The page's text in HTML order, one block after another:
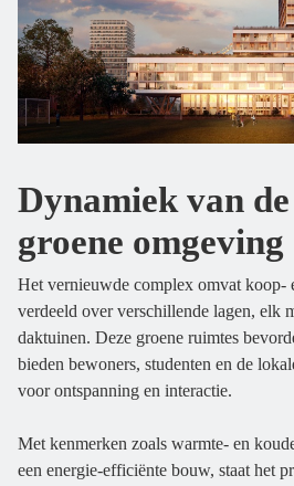
Dynamiek van
groene omgeving
Het vernieuwde complex omvat koop-
verdeeld over verschillende lagen, elk
daktuinen. Deze groene ruimtes
bieden bewoners, studenten en de
voor ontspanning en interactie.
Met kenmerken zoals warmte- en
een energie-efficiënte bouw, staat het